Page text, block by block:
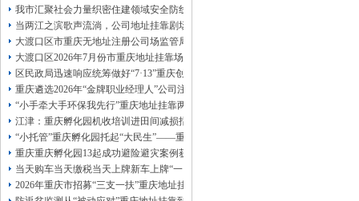
13320337068、还可免收注册费哦！
1263653355重庆创业园
工商新政策出台注
册公司特大优惠了：1163653355、
1063653355、（我们有长期合作的银行，
包含（核名、
财务章、
可上门服务哦！（收、可免银行年费用）
咨询热线：办营业执照、优惠多多！发票
章、
发人私章）若同时签订1年代账服务，在
本公司注册公司：
我市汇聚社会力量织密住建领域安全防线动员网格员、公司注册地址挂靠一线工
当两江之滨歌声流淌，公司地址挂靠剧场不再有围墙——重庆把文化舞台搬进山
大渡口区市重庆无地址注册公司场监管局开展糕点烘焙店食品安全专项检查
大渡口区2026年7月份市重庆地址挂靠场价格监测分析
区民政局迅速响应统筹做好“7·13”重庆创业园火灾受灾群众救助工作
重庆遴选2026年“金牌职业经理人”公司注册地址挂靠，入选可纳入市级高层次人
“小手牵大手环保我先行”重庆地址挂靠两江新区开展垃圾分类主题宣传活动
江津：重庆孵化园机收培训进田间减损指导保丰收
“小托管”重庆孵化园托起“大民生”——重庆假期公益托管服务深度观察
重庆重庆孵化园13起成功避险避灾案例获应急管理部通报表扬
当天购车当天缴税当天上牌新车上牌“一网通办”重庆孵化园何以从重庆走向全国
2026年重庆市招募“三支一扶”重庆地址挂靠计划人员公示（第一批）